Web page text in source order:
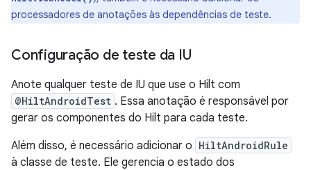
processadores de anotações às dependências de teste.
Configuração de teste da IU
Anote qualquer teste de IU que use o Hilt com
@HiltAndroidTest . Essa anotação é responsável por
gerar os componentes do Hilt para cada teste.
Além disso, é necessário adicionar o HiltAndroidRule
à classe de teste. Ele gerencia o estado dos